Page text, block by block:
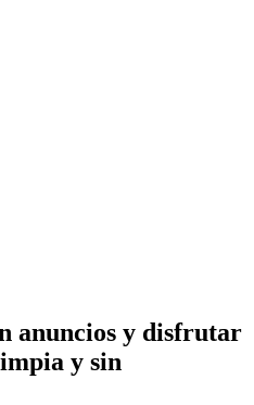
anuncios y disfrutar
y sin